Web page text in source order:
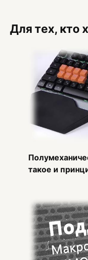
Для тех, кто
такое и